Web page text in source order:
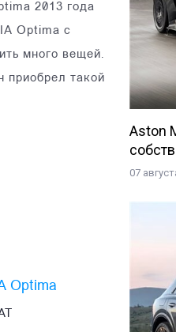
2013 года
Optima с
много вещей.
приобрел такой
Optima
Aston
07